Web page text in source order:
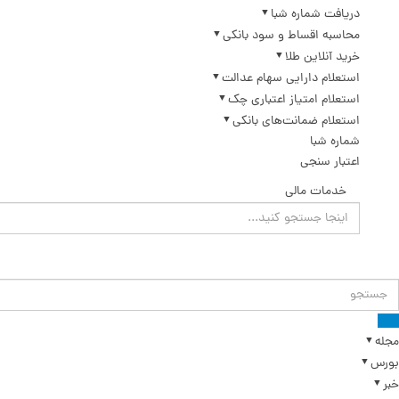
دریافت شماره شبا
محاسبه اقساط و سود بانکی
خرید آنلاین طلا
استعلام دارایی سهام عدالت
استعلام امتیاز اعتباری چک
استعلام ضمانت‌های بانکی
شماره شبا
اعتبار سنجی
خدمات مالی
مجله
بورس
خبر